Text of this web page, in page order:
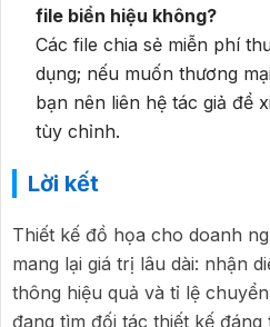
file biển hiệu không?
Các file chia sẻ miễn phí
dụng; nếu muốn thương
bạn nên liên hệ tác giả để
tùy chỉnh.
Lời kết
Thiết kế đồ họa cho doanh
mang lại giá trị lâu dài: nhận
thông hiệu quả và tỉ lệ
đang tìm đối tác thiết kế đáng